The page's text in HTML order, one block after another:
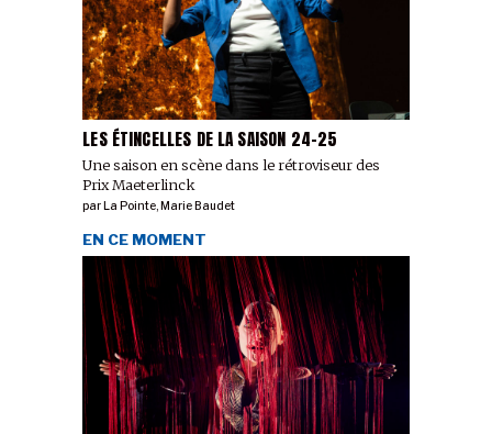
LES ÉTINCELLES DE LA SAISON 24-25
Une saison en scène dans le rétroviseur des
Prix Maeterlinck
parLa Pointe,Marie Baudet
EN CE MOMENT